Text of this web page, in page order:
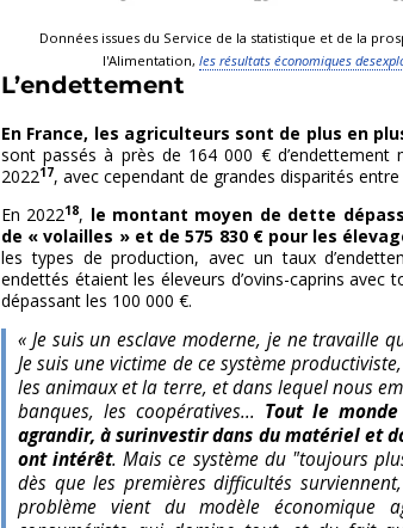
Données issues du Service de la statistique et de la
l'Alimentation, les résultats économiques
L’endettement
En France, les agriculteurs sont de plus en
sont passés à près de 164 000 € d’endettement
202217, avec cependant de grandes disparités
En 202218, le montant moyen de dette
de « volailles » et de 575 830 € pour les
les types de production, avec un taux
endettés étaient les éleveurs d’ovins-caprins
dépassant les 100 000 €.
« Je suis un esclave moderne, je ne travaille
Je suis une victime de ce système
les animaux et la terre, et dans lequel nous
banques, les coopératives... Tout le
agrandir, à surinvestir dans du matériel et
ont intérêt. Mais ce système du "toujours
dès que les premières difficultés
problème vient du modèle économique